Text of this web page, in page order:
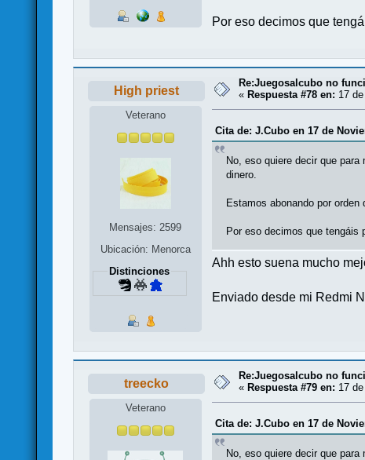
Por eso decimos que
High priest
Veterano
Mensajes: 2599
Ubicación: Menorca
Distinciones
Re:Juegosalcubo no
«Respuesta #78 en: 17
Cita de: J.Cubo en 17 de
No, eso quiere decir que
dinero.
Estamos abonando por orden
Por eso decimos que tengáis
Ahh esto suena mucho
Enviado desde mi Redmi
treecko
Veterano
Re:Juegosalcubo no
«Respuesta #79 en: 17
Cita de: J.Cubo en 17 de
No, eso quiere decir que